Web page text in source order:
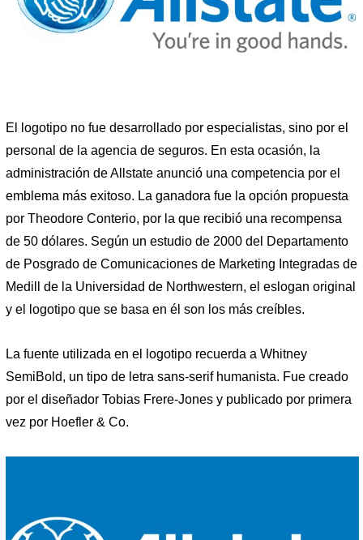
El logotipo no fue desarrollado por especialistas, sino por el
personal de la agencia de seguros. En esta ocasión, la
administración de Allstate anunció una competencia por el
emblema más exitoso. La ganadora fue la opción propuesta
por Theodore Conterio, por la que recibió una recompensa
de 50 dólares. Según un estudio de 2000 del Departamento
de Posgrado de Comunicaciones de Marketing Integradas de
Medill de la Universidad de Northwestern, el eslogan original
y el logotipo que se basa en él son los más creíbles.
La fuente utilizada en el logotipo recuerda a Whitney
SemiBold, un tipo de letra sans-serif humanista. Fue creado
por el diseñador Tobias Frere-Jones y publicado por primera
vez por Hoefler & Co.